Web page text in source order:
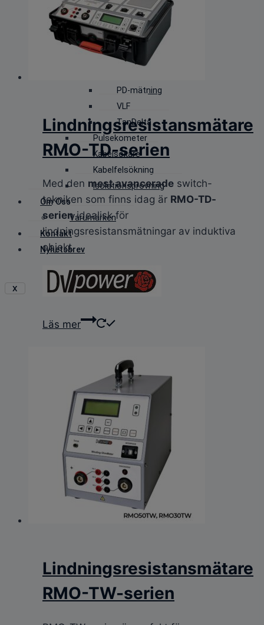
Daggpunkt
Daggpunktskalibrering
Kalibering av instrument
Kabelapplikationer
PD-mätning
VLF
TanDelta
Pulsekometer
Kabelsökare
Kabelfelsökning
Isolationsprovning
Om Oss
Varumärken
Kontakt
Nyhetsbrev
X
Lindningsresistansmätare
RMO-TD-serien
Med den mest avancerade switch-
tekniken som finns idag är RMO-TD-
serienidealisk för
lindningsresistansmätningar av induktiva
objekt.
Läs mer
Lindningsresistansmätare
RMO-TW-serien